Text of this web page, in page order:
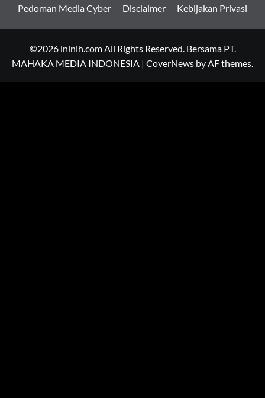
Pedoman Media Cyber
Disclaimer Kebijakan Privasi
©2026 ininih.com All Rights Reserved. Bersama PT.
MAHAKA MEDIA INDONESIA | CoverNews by AF themes.